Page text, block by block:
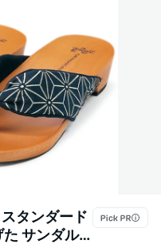
タンダード
サンダル